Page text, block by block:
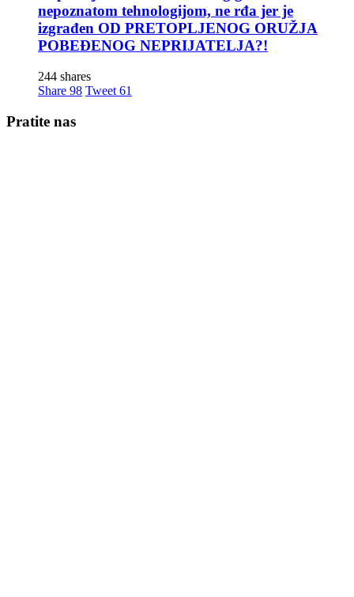
nepoznatom tehnologijom, ne rđa jer je
izgrađen OD PRETOPLJENOG ORUŽJA
POBEĐENOG NEPRIJATELJA?!
244 shares
Share 98 Tweet 61
Pratite nas